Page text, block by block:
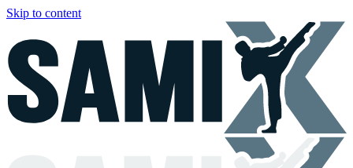
Skip to content